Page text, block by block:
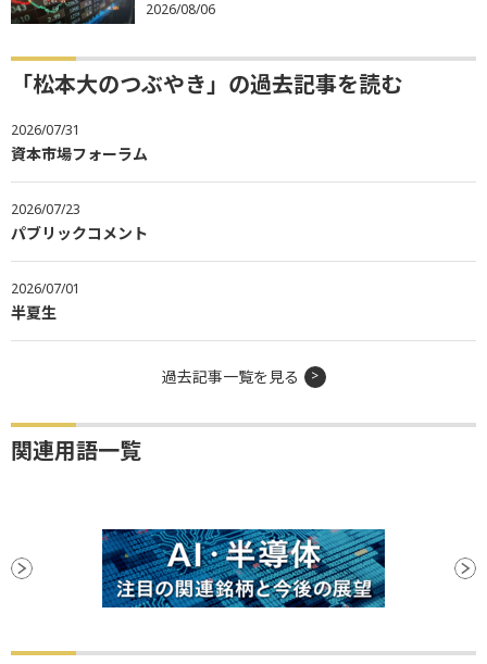
2026/08/06
「松本大のつぶやき」の過去記事を読む
2026/07/31
資本市場フォーラム
2026/07/23
パブリックコメント
2026/07/01
半夏生
過去記事一覧を見る
関連用語一覧